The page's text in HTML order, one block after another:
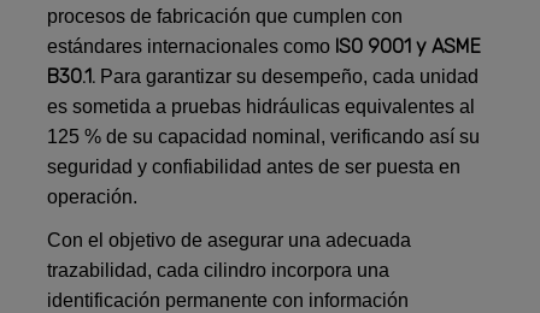
procesos de fabricación que cumplen con
estándares internacionales como ISO 9001 y ASME
B30.1. Para garantizar su desempeño, cada unidad
es sometida a pruebas hidráulicas equivalentes al
125 % de su capacidad nominal, verificando así su
seguridad y confiabilidad antes de ser puesta en
operación.
Con el objetivo de asegurar una adecuada
trazabilidad, cada cilindro incorpora una
identificación permanente con información